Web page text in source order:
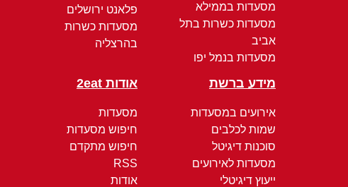
מסעדות בממילא
מסעדות כשרות בתל
אביב
מסעדות בנמל יפו
פלאנט ירושלים
מסעדות כשרות
בהרצליה
מידע ברשת
אירועים במסעדות
שמות לכלבים
סוכנות דיגיטל
מסעדות לאירועים
ייעוץ דיגיטלי
אודות 2eat
מסעדות
חיפוש מסעדות
חיפוש מתקדם
RSS
אודות